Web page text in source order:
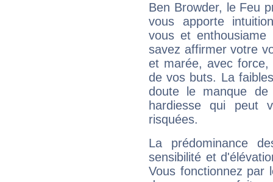
Ben Browder, le Feu
vous apporte
vous et
savez affirmer votre
et marée, avec
de vos buts. La
doute le manque
hardiesse qui peut
risquées.
La prédominance
sensibilité et
Vous fonctionnez